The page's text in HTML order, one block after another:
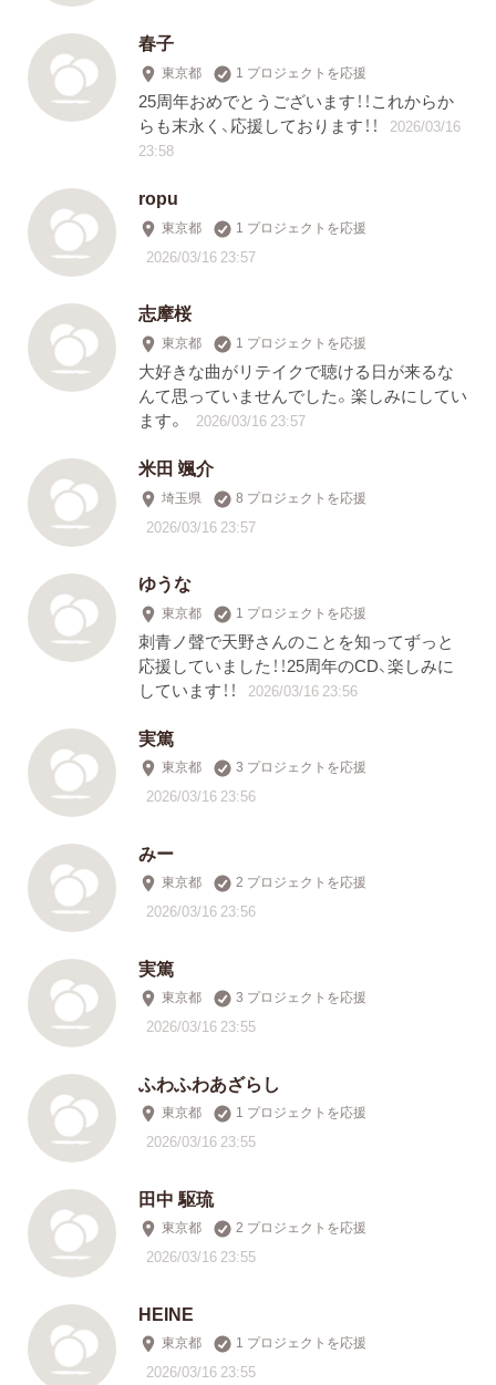
春子
東京都 1 プロジェクトを応援
25周年おめでとうございます！！これからか
らも末永く、応援しております！！
2026/03/16
23:58
ropu
東京都 1 プロジェクトを応援
2026/03/16 23:57
志摩桜
東京都 1 プロジェクトを応援
大好きな曲がリテイクで聴ける日が来るな
んて思っていませんでした。楽しみにしてい
ます。
2026/03/16 23:57
米田 颯介
埼玉県 8 プロジェクトを応援
2026/03/16 23:57
ゆうな
東京都 1 プロジェクトを応援
刺青ノ聲で天野さんのことを知ってずっと
応援していました！！25周年のCD、楽しみに
しています！！
2026/03/16 23:56
実篤
東京都 3 プロジェクトを応援
2026/03/16 23:56
みー
東京都 2 プロジェクトを応援
2026/03/16 23:56
実篤
東京都 3 プロジェクトを応援
2026/03/16 23:55
ふわふわあざらし
東京都 1 プロジェクトを応援
2026/03/16 23:55
田中 駆琉
東京都 2 プロジェクトを応援
2026/03/16 23:55
HEINE
東京都 1 プロジェクトを応援
2026/03/16 23:55